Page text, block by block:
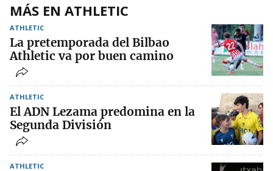
MÁS EN ATHLETIC
ATHLETIC
La pretemporada del Bilbao
Athletic va por buen camino
ATHLETIC
El ADN Lezama predomina en la
Segunda División
ATHLETIC